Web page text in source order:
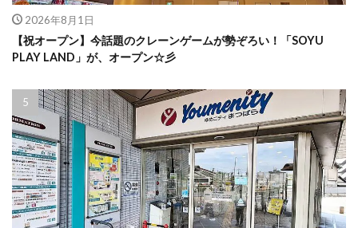
2026年8月1日
【祝オープン】今話題のクレーンゲームが勢ぞろい！「SOYU
PLAY LAND」が、オープン☆彡